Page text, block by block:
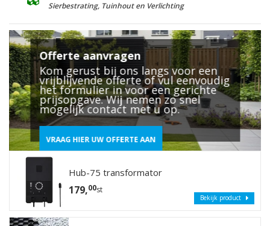
Verlichting 25 jaar ervaring
Offerte aanvragen
Kom gerust bij ons langs voor een
vrijblijvende offerte of vul eenvoudig
het formulier in voor een gerichte
prijsopgave. Wij nemen zo snel
mogelijk contact met u op.
VRAAG HIER UW OFFERTE AAN
Hub-75 transformator
179,00st
Bekijk product